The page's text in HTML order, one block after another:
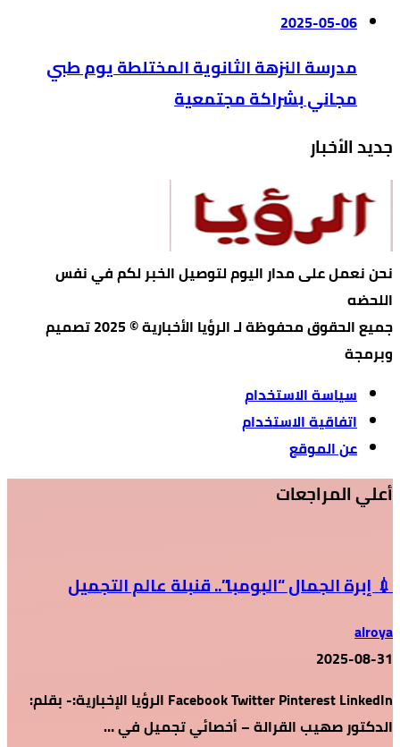
2025-05-06
مدرسة النزهة الثانوية المختلطة يوم طبي
مجاني بشراكة مجتمعية
جديد الأخبار
نحن نعمل على مدار اليوم لتوصيل الخبر لكم في نفس
اللحضه
جميع الحقوق محفوظة لـ الرؤيا الأخبارية © 2025 تصميم
وبرمجة
سياسة الاستخدام
اتفاقية الاستخدام
عن الموقع
أعلي المراجعات
💉 إبرة الجمال “البومبا”.. قنبلة عالم التجميل
alroya
2025-08-31
Facebook Twitter Pinterest LinkedIn الرؤيا الإخبارية:- بقلم:
الدكتور صهيب القرالة – أخصائي تجميل في …